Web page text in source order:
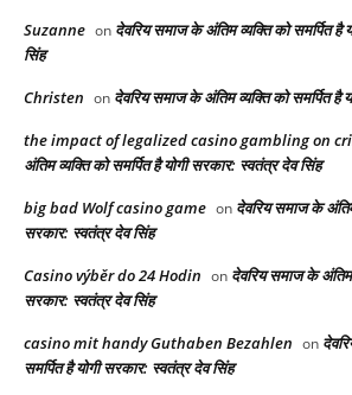
Suzanne on देवरिय समाज के अंतिम व्यक्ति को समर्पित है
सिंह
Christen on देवरिय समाज के अंतिम व्यक्ति को समर्पित है
the impact of legalized casino gambling on
अंतिम व्यक्ति को समर्पित है योगी सरकार: स्वतंत्र देव सिंह
big bad Wolf casino game on देवरिय समाज के अंतिम
सरकार: स्वतंत्र देव सिंह
Casino výběr do 24 Hodin on देवरिय समाज के अंतिम
सरकार: स्वतंत्र देव सिंह
casino mit handy Guthaben Bezahlen on
समर्पित है योगी सरकार: स्वतंत्र देव सिंह